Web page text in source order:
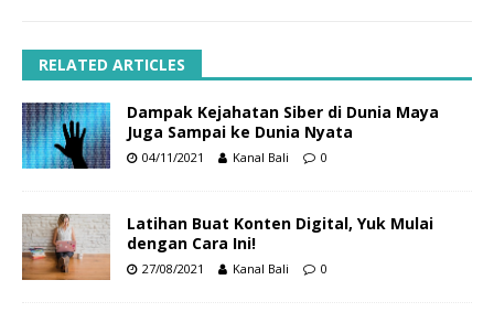
RELATED ARTICLES
Dampak Kejahatan Siber di Dunia Maya
Juga Sampai ke Dunia Nyata
04/11/2021 Kanal Bali 0
Latihan Buat Konten Digital, Yuk Mulai
dengan Cara Ini!
27/08/2021 Kanal Bali 0